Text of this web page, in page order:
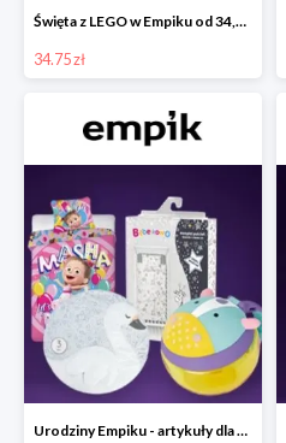
Święta z LEGO w Empiku od 34,75 zł
34.75 zł
Urodziny Empiku - artykuły dla mamy i dziecka do -40%